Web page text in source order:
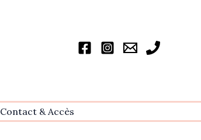
Contact & Accѐs